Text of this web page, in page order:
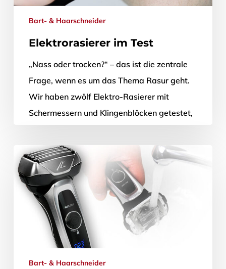
Bart- & Haarschneider
Elektrorasierer im Test
„Nass oder trocken?“ – das ist die zentrale
Frage, wenn es um das Thema Rasur geht.
Wir haben zwölf Elektro-Rasierer mit
Schermessern und Klingenblöcken getestet,
28. November 2013
Bart- & Haarschneider